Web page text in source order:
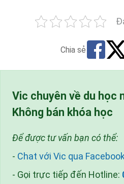
Chia sẻ
Vic chuyên về du học
Không bán khóa học
Để được tư vấn bạn có thể:
- Chat với Vic qua Facebook
- Gọi trực tiếp đến Hotline: